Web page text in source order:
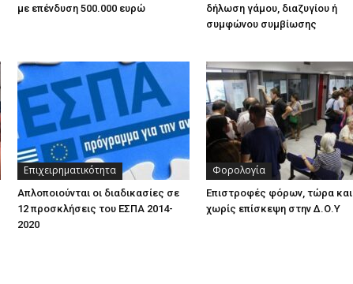
με επένδυση 500.000 ευρώ
δήλωση γάμου, διαζυγίου ή
συμφώνου συμβίωσης
Επιχειρηματικότητα
Απλοποιούνται οι διαδικασίες σε
12 προσκλήσεις του ΕΣΠΑ 2014-
2020
Φορολογία
Επιστροφές φόρων, τώρα και
χωρίς επίσκεψη στην Δ.Ο.Υ